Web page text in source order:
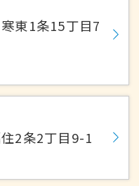
東1条15丁目7
2条2丁目9-1